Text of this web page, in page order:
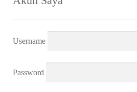
Username
Password